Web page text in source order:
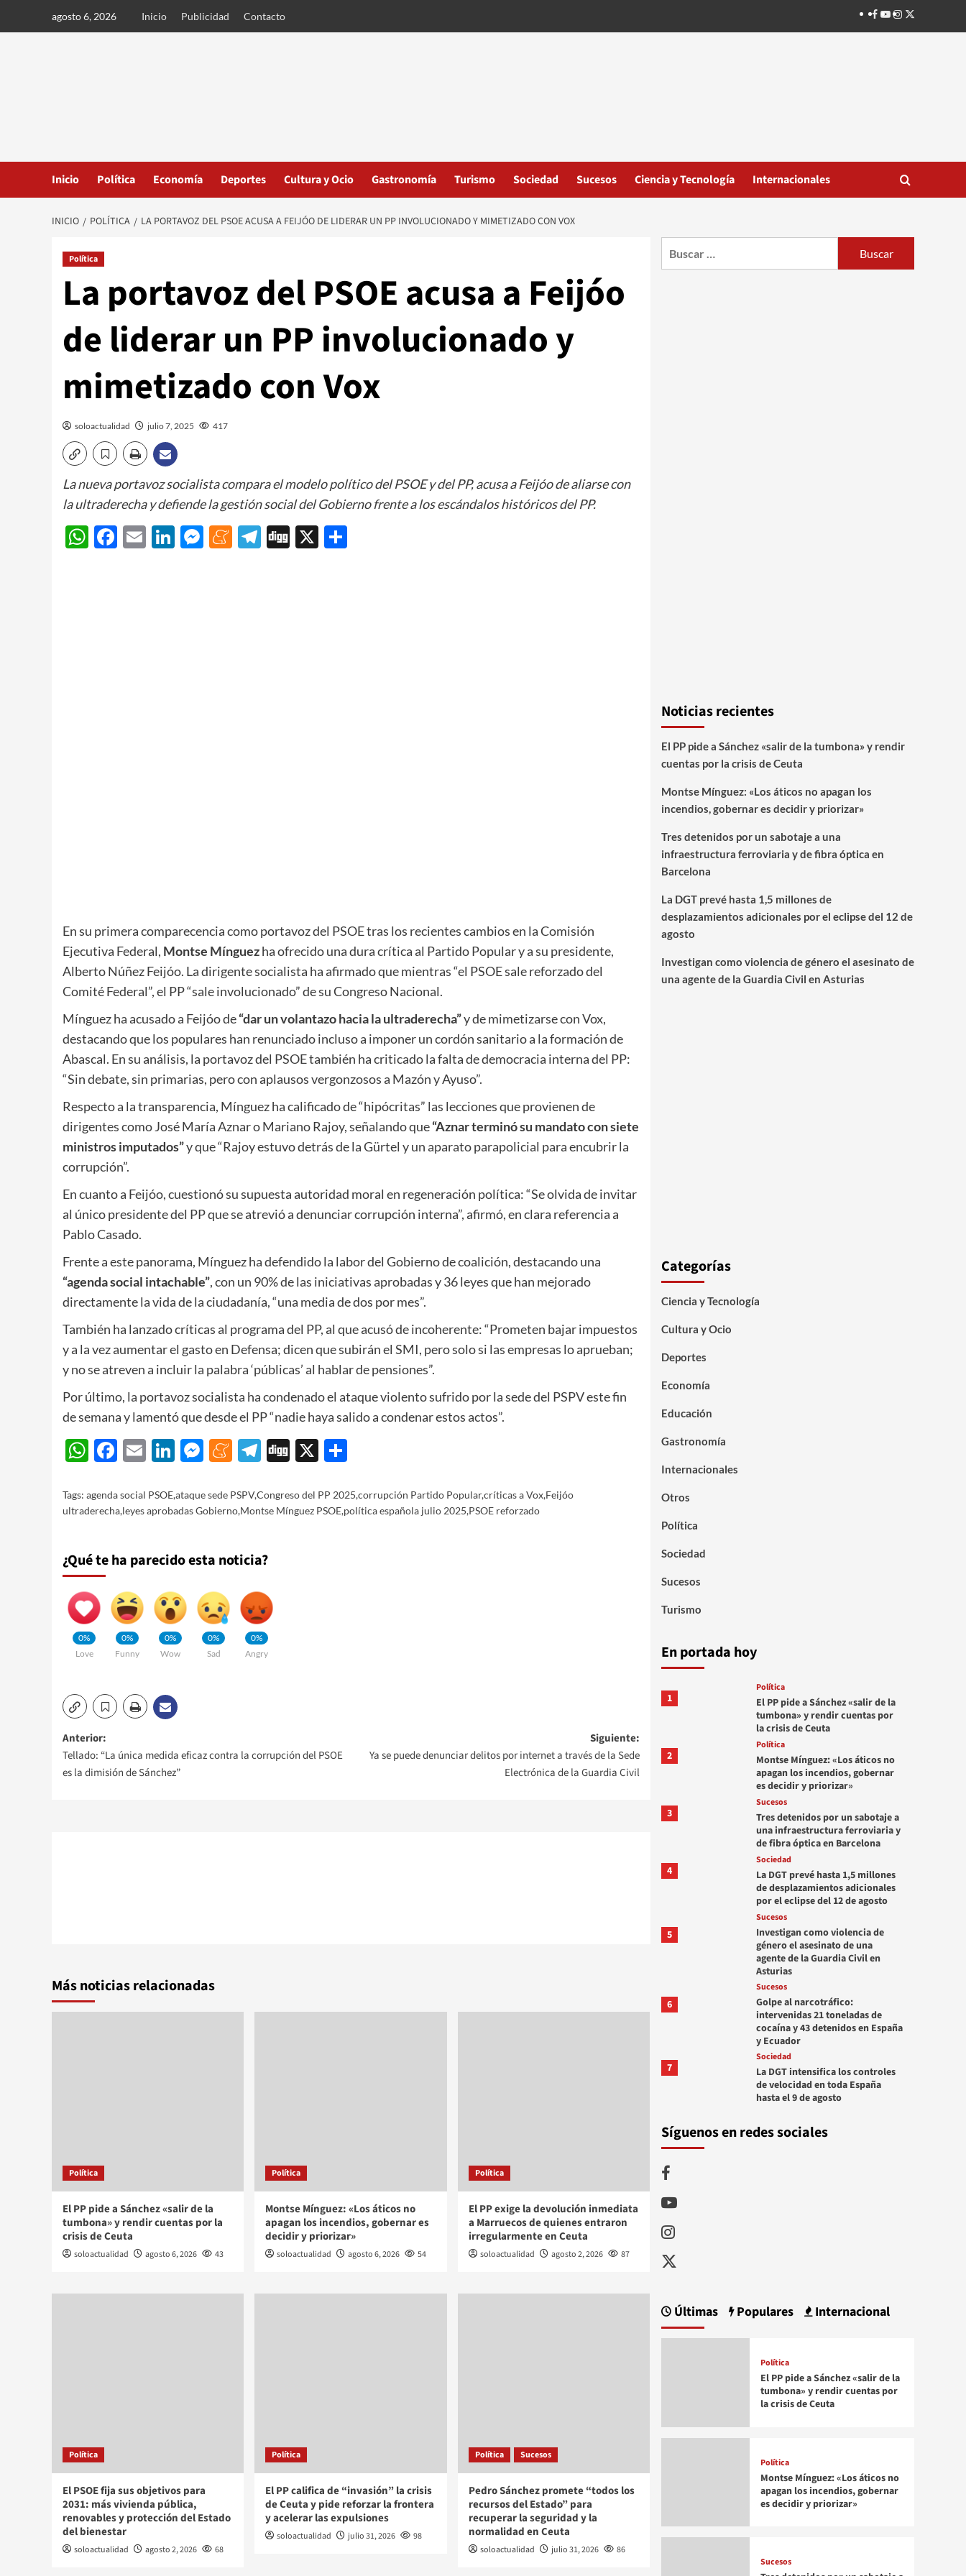
agosto 6, 2026 Inicio Publicidad Contacto Facebook
Youtube
Instagram
Twitter
Inicio Política Economía Deportes Cultura y Ocio Gastronomía Turismo Sociedad Sucesos Ciencia y Tecnología Internacionales
INICIO POLÍTICA LA PORTAVOZ DEL PSOE ACUSA A FEIJÓO DE LIDERAR UN PP INVOLUCIONADO Y MIMETIZADO CON VOX
Política
La portavoz del PSOE acusa a Feijóo
de liderar un PP involucionado y
mimetizado con Vox
soloactualidad julio 7, 2025 417
La nueva portavoz socialista compara el modelo político del PSOE y del PP, acusa a Feijóo de aliarse con
la ultraderecha y defiende la gestión social del Gobierno frente a los escándalos históricos del PP.
WhatsApp
Facebook
EmailLinkedIn
Messenger
Meneame
Telegram
Digg
X
En su primera comparecencia como portavoz del PSOE tras los recientes cambios en la Comisión
Ejecutiva Federal, Montse Mínguezha ofrecido una dura crítica al Partido Popular y a su presidente,
Alberto Núñez Feijóo. La dirigente socialista ha afirmado que mientras “el PSOE sale reforzado del
Comité Federal”, el PP “sale involucionado” de su Congreso Nacional.
Mínguez ha acusado a Feijóo de“dar un volantazo hacia la ultraderecha”y de mimetizarse con Vox,
destacando que los populares han renunciado incluso a imponer un cordón sanitario a la formación de
Abascal. En su análisis, la portavoz del PSOE también ha criticado la falta de democracia interna del PP:
“Sin debate, sin primarias, pero con aplausos vergonzosos a Mazón y Ayuso”.
Respecto a la transparencia, Mínguez ha calificado de “hipócritas” las lecciones que provienen de
dirigentes como José María Aznar o Mariano Rajoy, señalando que“Aznar terminó su mandato con siete
ministros imputados”y que “Rajoy estuvo detrás de la Gürtel y un aparato parapolicial para encubrir la
corrupción”.
En cuanto a Feijóo, cuestionó su supuesta autoridad moral en regeneración política: “Se olvida de invitar
al único presidente del PP que se atrevió a denunciar corrupción interna”, afirmó, en clara referencia a
Pablo Casado.
Frente a este panorama, Mínguez ha defendido la labor del Gobierno de coalición, destacando una
“agenda social intachable”, con un 90% de las iniciativas aprobadas y 36 leyes que han mejorado
directamente la vida de la ciudadanía, “una media de dos por mes”.
También ha lanzado críticas al programa del PP, al que acusó de incoherente: “Prometen bajar impuestos
y a la vez aumentar el gasto en Defensa; dicen que subirán el SMI, pero solo si las empresas lo aprueban;
y no se atreven a incluir la palabra ‘públicas’ al hablar de pensiones”.
Por último, la portavoz socialista ha condenado el ataque violento sufrido por la sede del PSPV este fin
de semana y lamentó que desde el PP “nadie haya salido a condenar estos actos”.
WhatsApp
Facebook
EmailLinkedIn
Messenger
Meneame
Telegram
Digg
X
Tags: agenda social PSOE,ataque sede PSPV,Congreso del PP 2025,corrupción Partido Popular,críticas a Vox,Feijóo
ultraderecha,leyes aprobadas Gobierno,Montse Mínguez PSOE,política española julio 2025,PSOE reforzado
¿Qué te ha parecido esta noticia?
0%
Love
0%
Funny
0%
Wow
0%
Sad
0%
Angry
Navegación
de
Anterior:
Tellado: “La única medida eficaz contra la corrupción del PSOE
es la dimisión de Sánchez”
Siguiente:
Ya se puede denunciar delitos por internet a través de la Sede
Electrónica de la Guardia Civil
Más noticias relacionadas
Política
El PP pide a Sánchez «salir de la
tumbona» y rendir cuentas por la
crisis de Ceuta
soloactualidad agosto 6, 2026 43
Política
Montse Mínguez: «Los áticos no
apagan los incendios, gobernar es
decidir y priorizar»
soloactualidad agosto 6, 2026 54
Política
El PP exige la devolución inmediata
a Marruecos de quienes entraron
irregularmente en Ceuta
soloactualidad agosto 2, 2026 87
Política
El PSOE fija sus objetivos para
2031: más vivienda pública,
renovables y protección del Estado
del bienestar
soloactualidad agosto 2, 2026 68
Política
El PP califica de “invasión” la crisis
de Ceuta y pide reforzar la frontera
y acelerar las expulsiones
soloactualidad julio 31, 2026 98
Política Sucesos
Pedro Sánchez promete “todos los
recursos del Estado” para
recuperar la seguridad y la
normalidad en Ceuta
soloactualidad julio 31, 2026 86
Noticias recientes
El PP pide a Sánchez «salir de la tumbona» y rendir
cuentas por la crisis de Ceuta
Montse Mínguez: «Los áticos no apagan los
incendios, gobernar es decidir y priorizar»
Tres detenidos por un sabotaje a una
infraestructura ferroviaria y de fibra óptica en
Barcelona
La DGT prevé hasta 1,5 millones de
desplazamientos adicionales por el eclipse del 12 de
agosto
Investigan como violencia de género el asesinato de
una agente de la Guardia Civil en Asturias
Categorías
Ciencia y Tecnología
Cultura y Ocio
Deportes
Economía
Educación
Gastronomía
Internacionales
Otros
Política
Sociedad
Sucesos
Turismo
En portada hoy
1
Política
El PP pide a Sánchez «salir de la
tumbona» y rendir cuentas por
la crisis de Ceuta
2
Política
Montse Mínguez: «Los áticos no
apagan los incendios, gobernar
es decidir y priorizar»
3
Sucesos
Tres detenidos por un sabotaje a
una infraestructura ferroviaria y
de fibra óptica en Barcelona
4
Sociedad
La DGT prevé hasta 1,5 millones
de desplazamientos adicionales
por el eclipse del 12 de agosto
5
Sucesos
Investigan como violencia de
género el asesinato de una
agente de la Guardia Civil en
Asturias
6
Sucesos
Golpe al narcotráfico:
intervenidas 21 toneladas de
cocaína y 43 detenidos en España
y Ecuador
7
Sociedad
La DGT intensifica los controles
de velocidad en toda España
hasta el 9 de agosto
Síguenos en redes sociales
Facebook
Youtube
Instagram
Twitter
Últimas Populares Internacional
Política
El PP pide a Sánchez «salir de la
tumbona» y rendir cuentas por
la crisis de Ceuta
Política
Montse Mínguez: «Los áticos no
apagan los incendios, gobernar
es decidir y priorizar»
Sucesos